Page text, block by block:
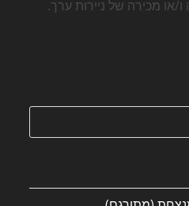
או מכירה של ניירות ערך.